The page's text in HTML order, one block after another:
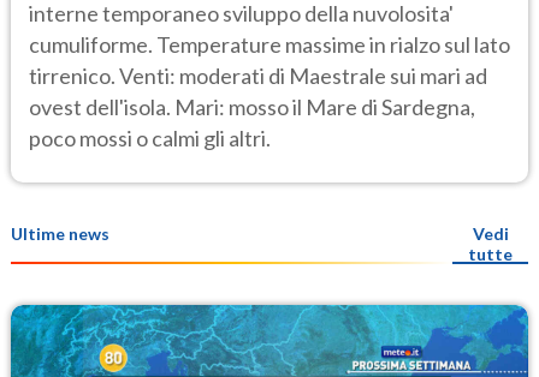
interne temporaneo sviluppo della nuvolosita'
cumuliforme. Temperature massime in rialzo sul lato
tirrenico. Venti: moderati di Maestrale sui mari ad
ovest dell'isola. Mari: mosso il Mare di Sardegna,
poco mossi o calmi gli altri.
Ultime news
Vedi
tutte